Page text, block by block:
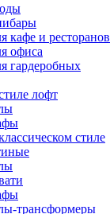
кафе и ресторанов
офиса
гардеробных
лофт
стиле
трансформеры